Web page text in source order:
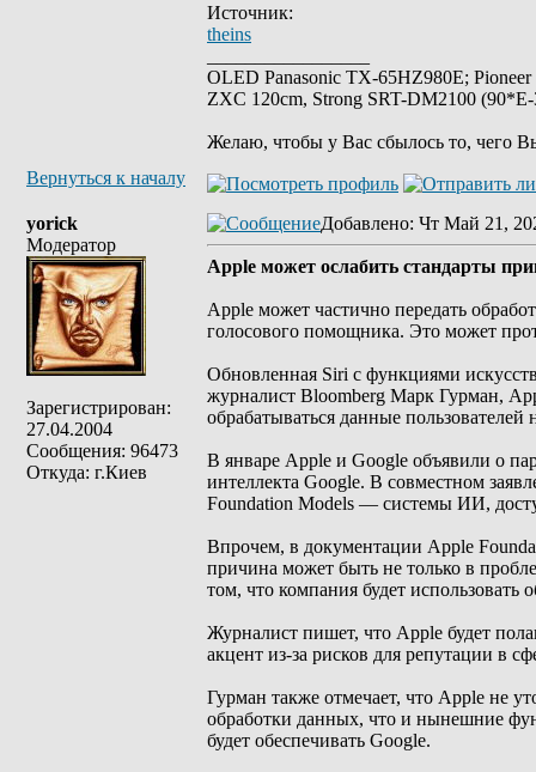
Источник:
theins
OLED Panasonic TX-65HZ980E;
ZXC 120cm, Strong SRT-DM2100
Желаю, чтобы у Вас сбылось то, чего
Вернуться к началу
yorick
Модератор
Зарегистрирован:
27.04.2004
Сообщения: 96473
Откуда: г.Киев
Добавлено: Чт Май 21,
Аpple может ослабить стандарты
Apple может частично передать
голосового помощника. Это может
Обновленная Siri с функциями
журналист Bloomberg Марк Гурман,
обрабатываться данные
В январе Apple и Google объявили о
интеллекта Google. В совместном
Foundation Models — системы ИИ,
Впрочем, в документации Apple
причина может быть не только в
том, что компания будет использовать
Журналист пишет, что Apple будет
акцент из-за рисков для репутации в
Гурман также отмечает, что Apple не
обработки данных, что и нынешние
будет обеспечивать Google.